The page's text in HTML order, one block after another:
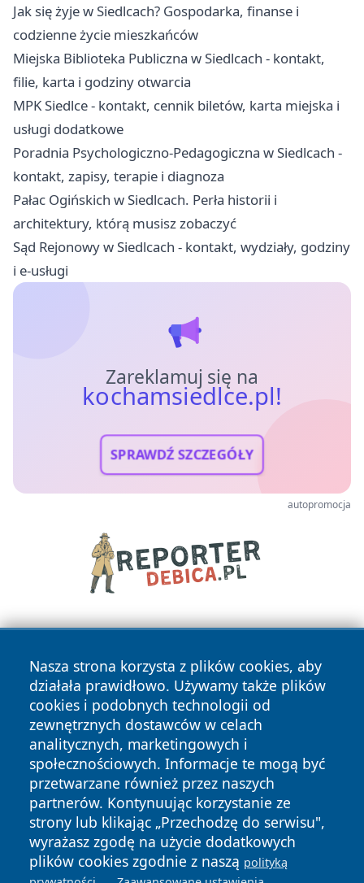
Jak się żyje w Siedlcach? Gospodarka, finanse i
codzienne życie mieszkańców
Miejska Biblioteka Publiczna w Siedlcach - kontakt,
filie, karta i godziny otwarcia
MPK Siedlce - kontakt, cennik biletów, karta miejska i
usługi dodatkowe
Poradnia Psychologiczno-Pedagogiczna w Siedlcach -
kontakt, zapisy, terapie i diagnoza
Pałac Ogińskich w Siedlcach. Perła historii i
architektury, którą musisz zobaczyć
Sąd Rejonowy w Siedlcach - kontakt, wydziały, godziny
i e-usługi
Zareklamuj się na
kochamsiedlce.pl!
SPRAWDŹ SZCZEGÓŁY
autopromocja
Nasza strona korzysta z plików cookies, aby
działała prawidłowo. Używamy także plików
cookies i podobnych technologii od
zewnętrznych dostawców w celach
analitycznych, marketingowych i
społecznościowych. Informacje te mogą być
przetwarzane również przez naszych
partnerów. Kontynuując korzystanie ze
strony lub klikając „Przechodzę do serwisu",
wyrażasz zgodę na użycie dodatkowych
plików cookies zgodnie z naszą polityką
Copyright © 2026 kochamsiedlce.pl Wszystkie prawa
zastrzeżone.
News Autorzy
Polityka
Prywatności
Polityka
Cookies